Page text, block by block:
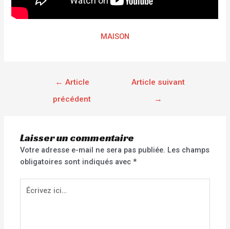
MAISON
← Article
précédent
Article suivant
→
Laisser un commentaire
Votre adresse e-mail ne sera pas publiée. Les champs
obligatoires sont indiqués avec*
Écrivez
ici…